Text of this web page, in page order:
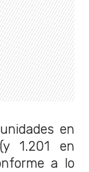
en
1.201 en
a lo